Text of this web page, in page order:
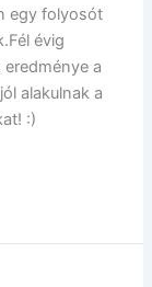
egy folyosót
évig
a
alakulnak a
:)